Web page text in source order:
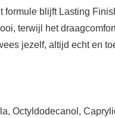
blijft Lasting
terwijl het
jezelf, altijd echt en
Octyldodecanol,